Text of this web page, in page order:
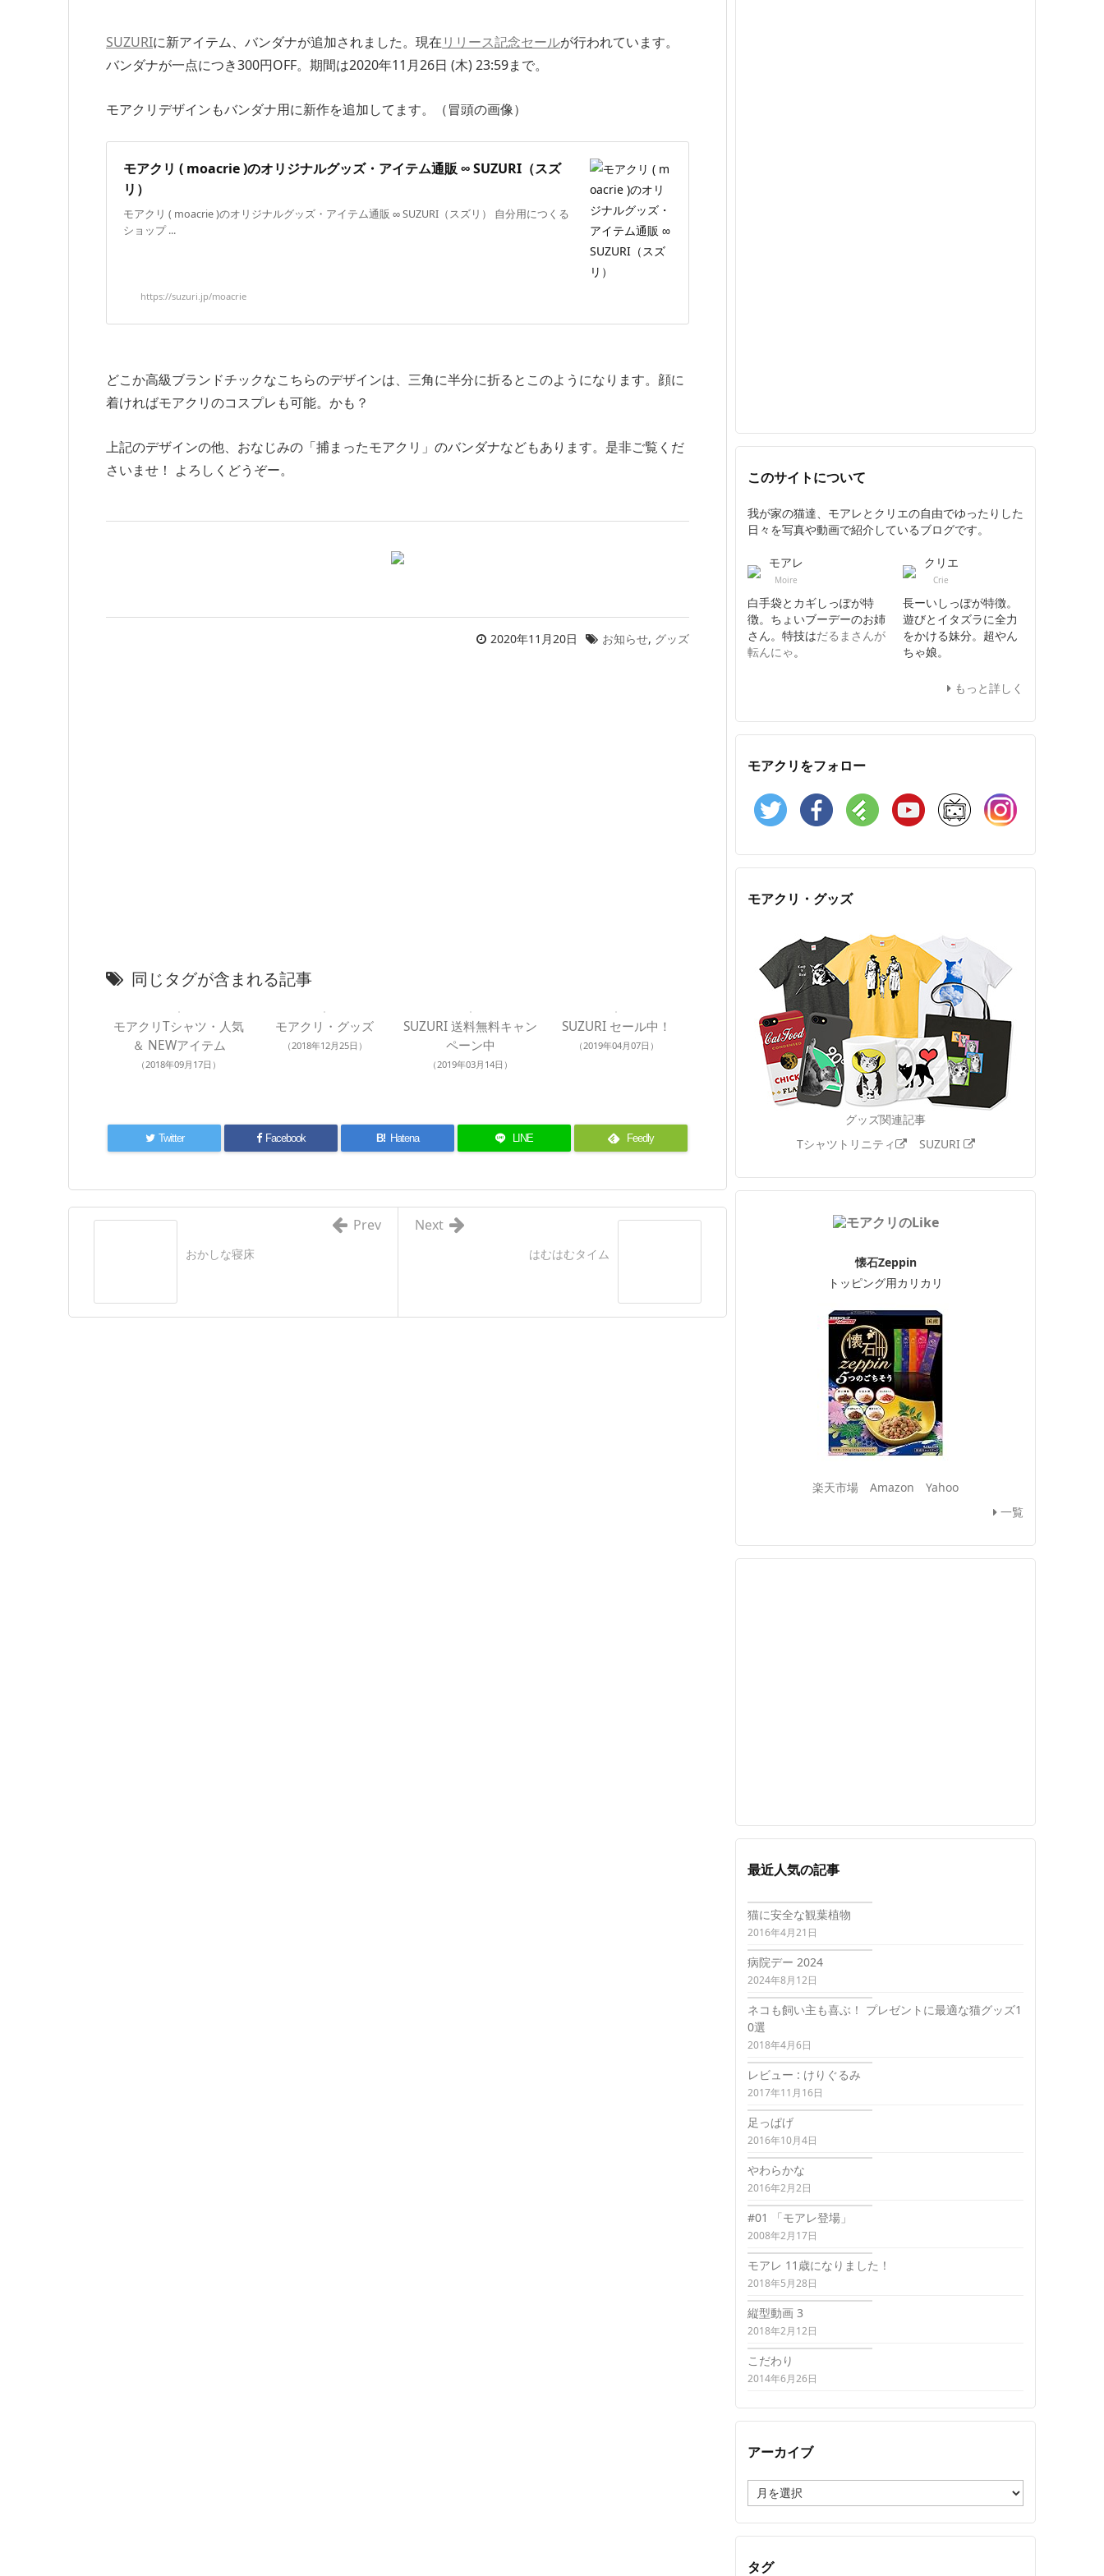
SUZURIに新アイテム、バンダナが追加されました。現在リリース記念セールが行われています。
バンダナが一点につき300円OFF。期間は2020年11月26日 (木) 23:59まで。
モアクリデザインもバンダナ用に新作を追加してます。（冒頭の画像）
モアクリ ( moacrie )のオリジナルグッズ・アイテム通販 ∞ SUZURI（スズ
リ）
モアクリ ( moacrie )のオリジナルグッズ・アイテム通販 ∞ SUZURI（スズリ） 自分用につくる
ショップ ...
https://suzuri.jp/moacrie
どこか高級ブランドチックなこちらのデザインは、三角に半分に折るとこのようになります。顔に
着ければモアクリのコスプレも可能。かも？
上記のデザインの他、おなじみの「捕まったモアクリ」のバンダナなどもあります。是非ご覧くだ
さいませ！ よろしくどうぞー。
2020年11月20日 お知らせ, グッズ
同じタグが含まれる記事
モアクリTシャツ・人気
＆ NEWアイテム
（2018年09月17日）
モアクリ・グッズ
（2018年12月25日）
SUZURI 送料無料キャン
ペーン中
（2019年03月14日）
SUZURI セール中！
（2019年04月07日）
Twitter Facebook B! Hatena LINE Feedly
はむはむタイム
Next
おかしな寝床
Prev
このサイトについて
我が家の猫達、モアレとクリエの自由でゆったりした
日々を写真や動画で紹介しているブログです。
モアレ
Moire
白手袋とカギしっぽが特
徴。ちょいブーデーのお姉
さん。特技はだるまさんが
転んにゃ。
クリエ
Crie
長ーいしっぽが特徴。
遊びとイタズラに全力
をかける妹分。超やん
ちゃ娘。
もっと詳しく
モアクリをフォロー
Twitter Facebook Feedly YouTube ニコニコ動画
モアクリ・グッズ
グッズ関連記事
Tシャツトリニティ
SUZURI
懐石Zeppin
トッピング用カリカリ
楽天市場 Amazon
Yahoo
一覧
最近人気の記事
猫に安全な観葉植物
2016年4月21日
病院デー 2024
2024年8月12日
ネコも飼い主も喜ぶ！ プレゼントに最適な猫グッズ1
0選
2018年4月6日
レビュー : けりぐるみ
2017年11月16日
足っぱげ
2016年10月4日
やわらかな
2016年2月2日
#01 「モアレ登場」
2008年2月17日
モアレ 11歳になりました！
2018年5月28日
縦型動画 3
2018年2月12日
こだわり
2014年6月26日
アーカイブ
ー
カ
イ
タグ